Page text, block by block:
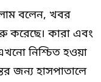
বলেন, খবর
করেছে। কারা এবং
নিশ্চিত হওয়া
জন্য হাসপাতালে